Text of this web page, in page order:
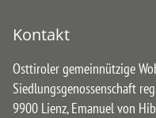
Kontakt
Osttiroler gemeinnützige
Siedlungsgenossenschaft
9900 Lienz, Emanuel von